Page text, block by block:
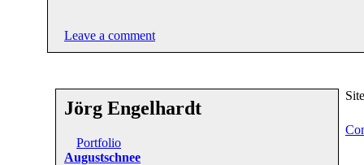
Leave a comment
Jörg Engelhardt
Portfolio
Augustschnee